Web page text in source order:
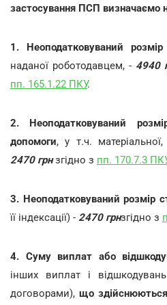
застосування ПСП визначаємо
1. Неоподатковуваний розмір
наданої роботодавцем, - 4940
пп. 165.1.22 ПКУ.
2.
Неоподатковуваний
допомоги, у т.ч.
2470 грнзгідно з пп. 170.7.3
3. Неоподатковуваний розмір
її індексації) - 2470 грнзгідно з
4. Суму виплат або
інших виплат і
договорами), що